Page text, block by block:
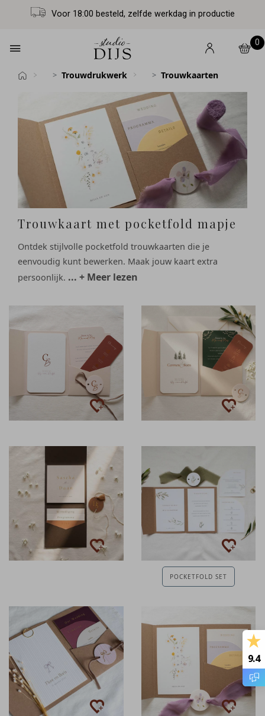
Voor 18:00 besteld, zelfde werkdag in productie
0
Trouwdrukwerk Trouwkaarten
Trouwkaart met pocketfold mapje
Ontdek stijlvolle pocketfold trouwkaarten die je
eenvoudig kunt bewerken. Maak jouw kaart extra
persoonlijk. ... + Meer lezen
POCKETFOLD SET
9.4